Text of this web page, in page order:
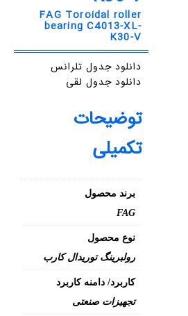
FAG Toroidal roller
bearing C4013-XL-
K30-V
دانلود جدول تلرانس
دانلود جدول لقی
توضیحات
تکمیلی
برند محصول
FAG
نوع محصول
رولبرینگ توریدال کارب
کاربرد/ دامنه کاربرد
تجهیزات صنعتی